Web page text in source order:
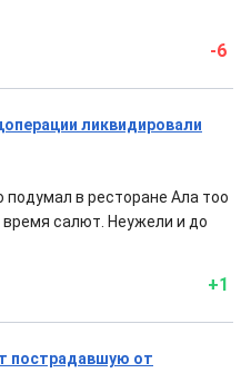
-6
ликвидировали
подумал в ресторане Ала тоо
салют. Неужели и до
+1
пострадавшую от